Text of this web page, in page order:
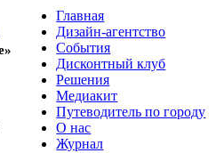
Главная
Дизайн-агентство
События
Дисконтный клуб
Решения
Медиакит
Путеводитель по городу
О нас
Журнал